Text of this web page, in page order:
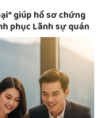
giúp hồ sơ chứng
phục Lãnh sự quán